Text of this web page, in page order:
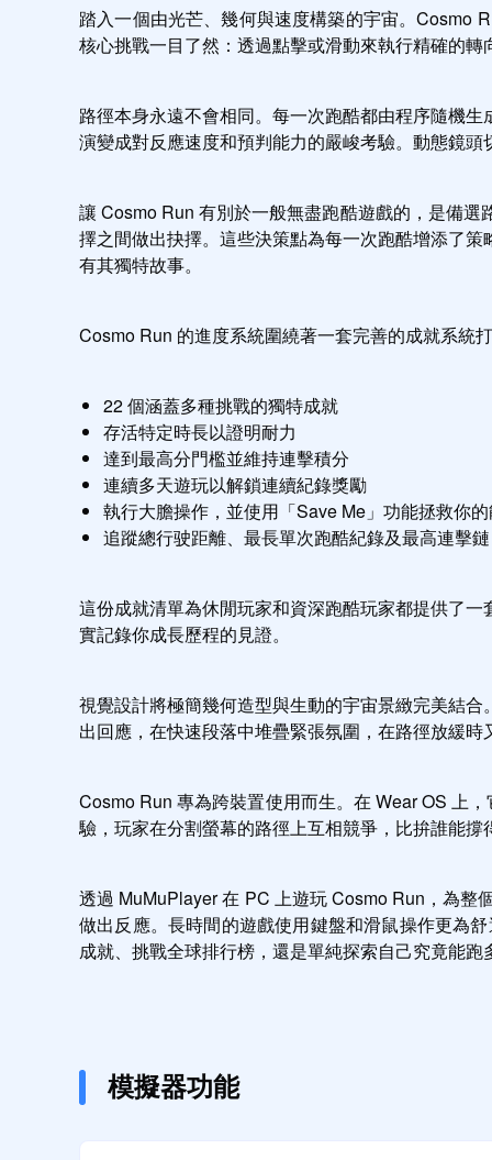
踏入一個由光芒、幾何與速度構築的宇宙。Cosmo
核心挑戰一目了然：透過點擊或滑動來執行精確的
路徑本身永遠不會相同。每一次跑酷都由程序隨機
演變成對反應速度和預判能力的嚴峻考驗。動態鏡
讓 Cosmo Run 有別於一般無盡跑酷遊戲的，是備
擇之間做出抉擇。這些決策點為每一次跑酷增添了
有其獨特故事。
Cosmo Run 的進度系統圍繞著一套完善的成就系統
22 個涵蓋多種挑戰的獨特成就
存活特定時長以證明耐力
達到最高分門檻並維持連擊積分
連續多天遊玩以解鎖連續紀錄獎勵
執行大膽操作，並使用「Save Me」功能拯救你
追蹤總行驶距離、最長單次跑酷紀錄及最高連擊鏈
這份成就清單為休閒玩家和資深跑酷玩家都提供了
實記錄你成長歷程的見證。
視覺設計將極簡幾何造型與生動的宇宙景緻完美結
出回應，在快速段落中堆疊緊張氛圍，在路徑放緩
Cosmo Run 專為跨裝置使用而生。在 Wear OS 上
驗，玩家在分割螢幕的路徑上互相競爭，比拚誰能
透過 MuMuPlayer 在 PC 上遊玩 Cosmo Run，為
做出反應。長時間的遊戲使用鍵盤和滑鼠操作更為
成就、挑戰全球排行榜，還是單純探索自己究竟能
模擬器功能